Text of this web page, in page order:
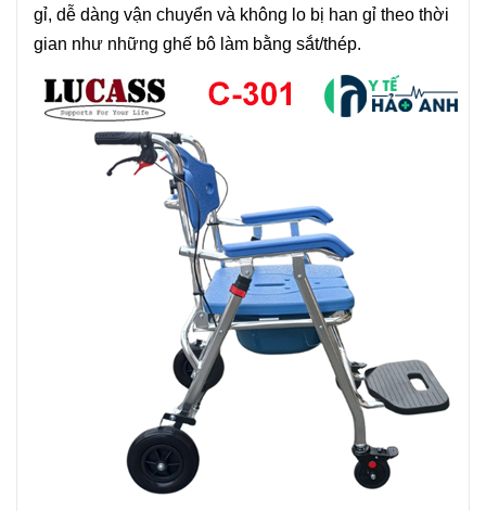
gỉ, dễ dàng vận chuyển và không lo bị han gỉ theo thời
gian như những ghế bô làm bằng sắt/thép.